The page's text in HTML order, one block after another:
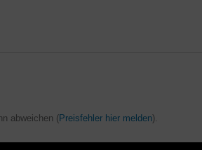
den M-net Anschluss mit Internet und
abweichen (Preisfehler hier melden).